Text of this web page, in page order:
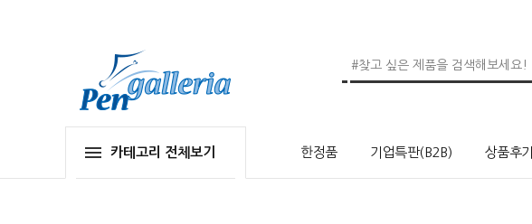
카테고리 전체보기 한정품 기업특판(B2B) 상품후기